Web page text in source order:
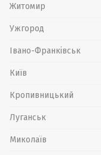
Житомир
Ужгород
Івано-Франківськ
Київ
Кропивницький
Луганськ
Миколаїв